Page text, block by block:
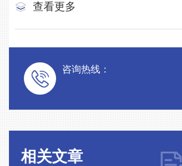
查看更多
咨询热线：
相关文章